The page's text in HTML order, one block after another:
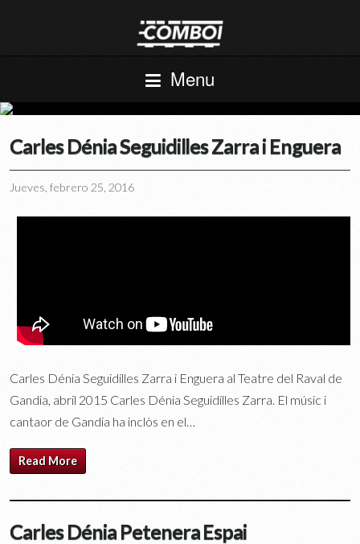
Menu
Carles Dénia Seguidilles Zarra i Enguera
Jueves, febrero 25, 2016
Carles Dénia Seguidilles Zarra i Enguera al Teatre del Raval de
Gandia, abril 2015 Carles Dénia Seguidilles Zarra. El músic i
cantaor de Gandia ha inclòs en el…
Read More
Carles Dénia Petenera Espai